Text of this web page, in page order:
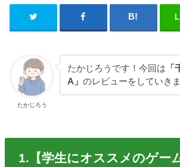
たかじろう
たかじろうです！今回は
A」 のレビューをしていきま
1.【学生にオススメのゲー